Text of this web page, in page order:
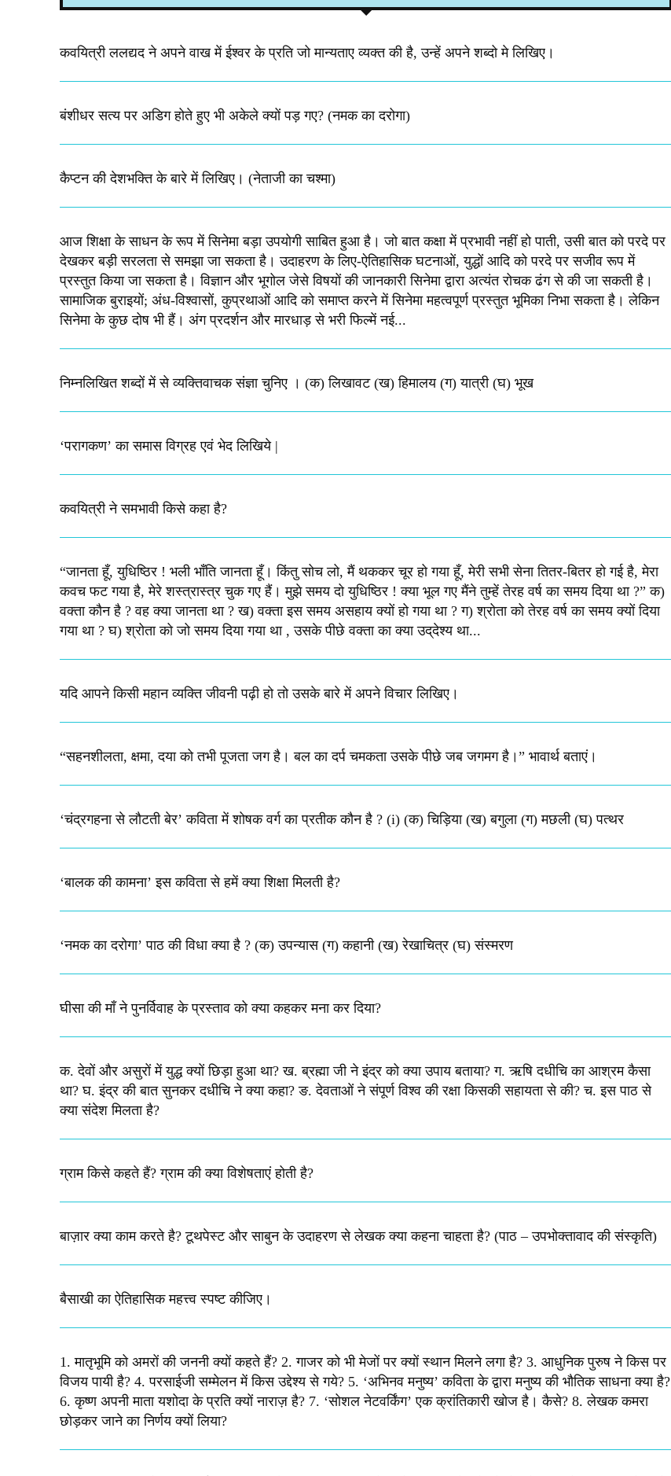
कवयित्री ललद्यद ने अपने वाख में ईश्वर के प्रति जो मान्यताए व्यक्त की है, उन्हें अपने शब्दो मे लिखिए।
बंशीधर सत्य पर अडिग होते हुए भी अकेले क्यों पड़ गए? (नमक का दरोगा)
कैप्टन की देशभक्ति के बारे में लिखिए।​ (नेताजी का चश्मा)
आज शिक्षा के साधन के रूप में सिनेमा बड़ा उपयोगी साबित हुआ है। जो बात कक्षा में प्रभावी नहीं हो पाती, उसी बात को परदे पर
देखकर बड़ी सरलता से समझा जा सकता है। उदाहरण के लिए-ऐतिहासिक घटनाओं, युद्धों आदि को परदे पर सजीव रूप में
प्रस्तुत किया जा सकता है। विज्ञान और भूगोल जेसे विषयों की जानकारी सिनेमा द्वारा अत्यंत रोचक ढंग से की जा सकती है।
सामाजिक बुराइयों; अंध-विश्वासों, कुप्रथाओं आदि को समाप्त करने में सिनेमा महत्वपूर्ण प्रस्तुत भूमिका निभा सकता है। लेकिन
सिनेमा के कुछ दोष भी हैं। अंग प्रदर्शन और मारधाड़ से भरी फिल्में नई...
निम्नलिखित शब्दों में से व्यक्तिवाचक संज्ञा चुनिए । (क) लिखावट (ख) हिमालय (ग) यात्री (घ) भूख​
‘परागकण’ का समास विग्रह एवं भेद लिखिये |
कवयित्री ने समभावी किसे कहा है?
“जानता हूँ, युधिष्ठिर ! भली भाँति जानता हूँ। किंतु सोच लो, मैं थककर चूर हो गया हूँ, मेरी सभी सेना तितर-बितर हो गई है, मेरा
कवच फट गया है, मेरे शस्‍त्रास्‍त्र चुक गए हैं। मुझे समय दो युधिष्‍ठिर ! क्‍या भूल गए मैंने तुम्‍हें तेरह वर्ष का समय दिया था ?” क)
वक्‍ता कौन है ? वह क्‍या जानता था ? ख) वक्‍ता इस समय असहाय क्यों हो गया था ? ग) श्रोता को तेरह वर्ष का समय क्‍यों दिया
गया था ? घ) श्रोता को जो समय दिया गया था , उसके पीछे वक्‍ता का क्‍या उद्‌देश्‍य था...
यदि आपने किसी महान व्यक्ति जीवनी पढ़ी हो तो उसके बारे में अपने विचार लिखिए।
“सहनशीलता, क्षमा, दया को तभी पूजता जग है। बल का दर्प चमकता उसके पीछे जब जगमग है।”​ भावार्थ बताएं।
‘चंद्रगहना से लौटती बेर’ कविता में शोषक वर्ग का प्रतीक कौन है ? (i) (क) चिड़िया (ख) बगुला (ग) मछली (घ) पत्थर
‘बालक की कामना’ इस कविता से हमें क्या शिक्षा मिलती है?
‘नमक का दरोगा’ पाठ की विधा क्या है ? (क) उपन्यास (ग) कहानी (ख) रेखाचित्र (घ) संस्मरण​
घीसा की माँ ने पुनर्विवाह के प्रस्ताव को क्या कहकर मना कर दिया?
क. देवों और असुरों में युद्ध क्यों छिड़ा हुआ था? ख. ब्रह्मा जी ने इंद्र को क्या उपाय बताया? ग. ऋषि दधीचि का आश्रम कैसा
था? घ. इंद्र की बात सुनकर दधीचि ने क्या कहा? ङ. देवताओं ने संपूर्ण विश्व की रक्षा किसकी सहायता से की? च. इस पाठ से
क्या संदेश मिलता है?​
ग्राम किसे कहते हैं? ग्राम की क्या विशेषताएं होती है?​
बाज़ार क्या काम करते है? टूथपेस्ट और साबुन के उदाहरण से लेखक क्या कहना चाहता है? (पाठ – उपभोक्तावाद की संस्कृति)
बैसाखी का ऐतिहासिक महत्त्व स्पष्ट कीजिए।​
1. मातृभूमि को अमरों की जननी क्यों कहते हैं? 2. गाजर को भी मेजों पर क्यों स्थान मिलने लगा है? 3. आधुनिक पुरुष ने किस पर
विजय पायी है? 4. परसाईजी सम्मेलन में किस उद्देश्य से गये? 5. ‘अभिनव मनुष्य’ कविता के द्वारा मनुष्य की भौतिक साधना क्या है?
6. कृष्ण अपनी माता यशोदा के प्रति क्यों नाराज़ है? 7. ‘सोशल नेटवर्किंग’ एक क्रांतिकारी खोज है। कैसे? 8. लेखक कमरा
छोड़कर जाने का निर्णय क्यों लिया?​